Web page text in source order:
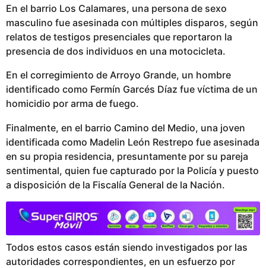
d
o
En el barrio Los Calamares, una persona de sexo
masculino fue asesinada con múltiples disparos, según
relatos de testigos presenciales que reportaron la
presencia de dos individuos en una motocicleta.
En el corregimiento de Arroyo Grande, un hombre
identificado como Fermín Garcés Díaz fue víctima de un
homicidio por arma de fuego.
Finalmente, en el barrio Camino del Medio, una joven
identificada como Madelin León Restrepo fue asesinada
en su propia residencia, presuntamente por su pareja
sentimental, quien fue capturado por la Policía y puesto
a disposición de la Fiscalía General de la Nación.
Todos estos casos están siendo investigados por las
autoridades correspondientes, en un esfuerzo por